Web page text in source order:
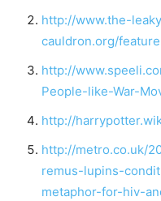
http://www.the-
cauldron.org/
http://
People-like-War-
http://
http://metro.co.uk/
remus-lupins-
metaphor-for-hiv-